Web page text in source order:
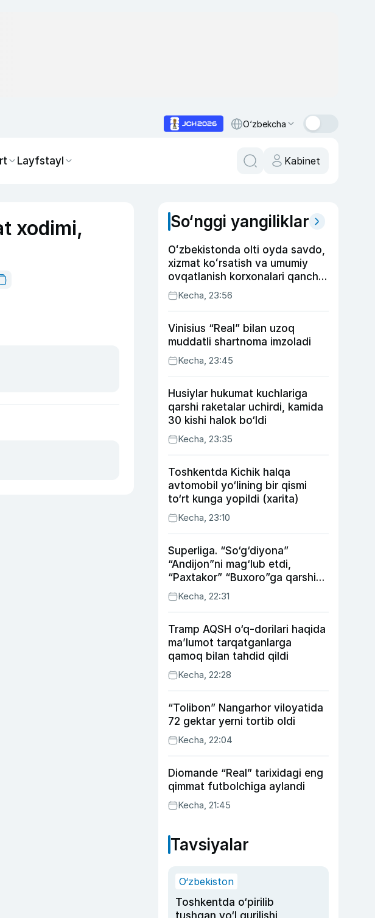
O‘zbekcha
Layfstayl Kabinet
xodimi,
So‘nggi yangiliklar
Oʻzbekistonda olti oyda savdo,
xizmat koʻrsatish va umumiy
ovqatlanish korxonalari qancha
soliq toʻlagani ochiqlandi
Kecha, 23:56
Vinisius “Real” bilan uzoq
muddatli shartnoma imzoladi
Kecha, 23:45
Husiylar hukumat kuchlariga
qarshi raketalar uchirdi, kamida
30 kishi halok bo‘ldi
Kecha, 23:35
Toshkentda Kichik halqa
avtomobil yo‘lining bir qismi
to‘rt kunga yopildi (xarita)
Kecha, 23:10
Superliga. “So‘g‘diyona”
“Andijon”ni mag‘lub etdi,
“Paxtakor” “Buxoro”ga qarshi
bahsda g‘alabani qo‘ldan
chiqardi
Kecha, 22:31
Tramp AQSH o‘q-dorilari haqida
ma’lumot tarqatganlarga
qamoq bilan tahdid qildi
Kecha, 22:28
“Tolibon” Nangarhor viloyatida
72 gektar yerni tortib oldi
Kecha, 22:04
Diomande “Real” tarixidagi eng
qimmat futbolchiga aylandi
Kecha, 21:45
Tavsiyalar
O‘zbekiston
Toshkentda o‘pirilib
tushgan yo‘l qurilishi